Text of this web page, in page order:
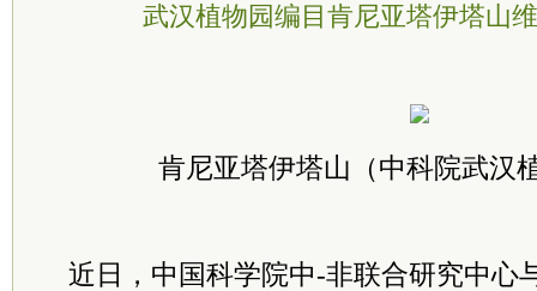
武汉植物园编目肯尼亚塔伊塔山
肯尼亚塔伊塔山（中科院武汉
近日，中国科学院中-非联合研究中心